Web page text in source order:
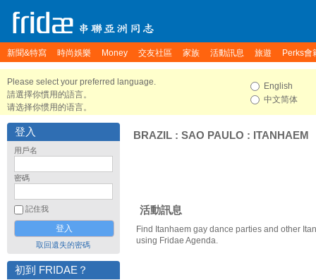
新聞&特寫 時尚娛樂 Money 交友社區 家族 活動訊息 旅遊 Perks會
Please select your preferred language.
請選擇你慣用的語言。
请选择你惯用的语言。
English
中文简体
登入
用戶名
密碼
記住我
取回遺失的密碼
初到 FRIDAE？
BRAZIL : SAO PAULO : ITANHAEM
活動訊息
Find Itanhaem gay dance parties and other
using Fridae Agenda.